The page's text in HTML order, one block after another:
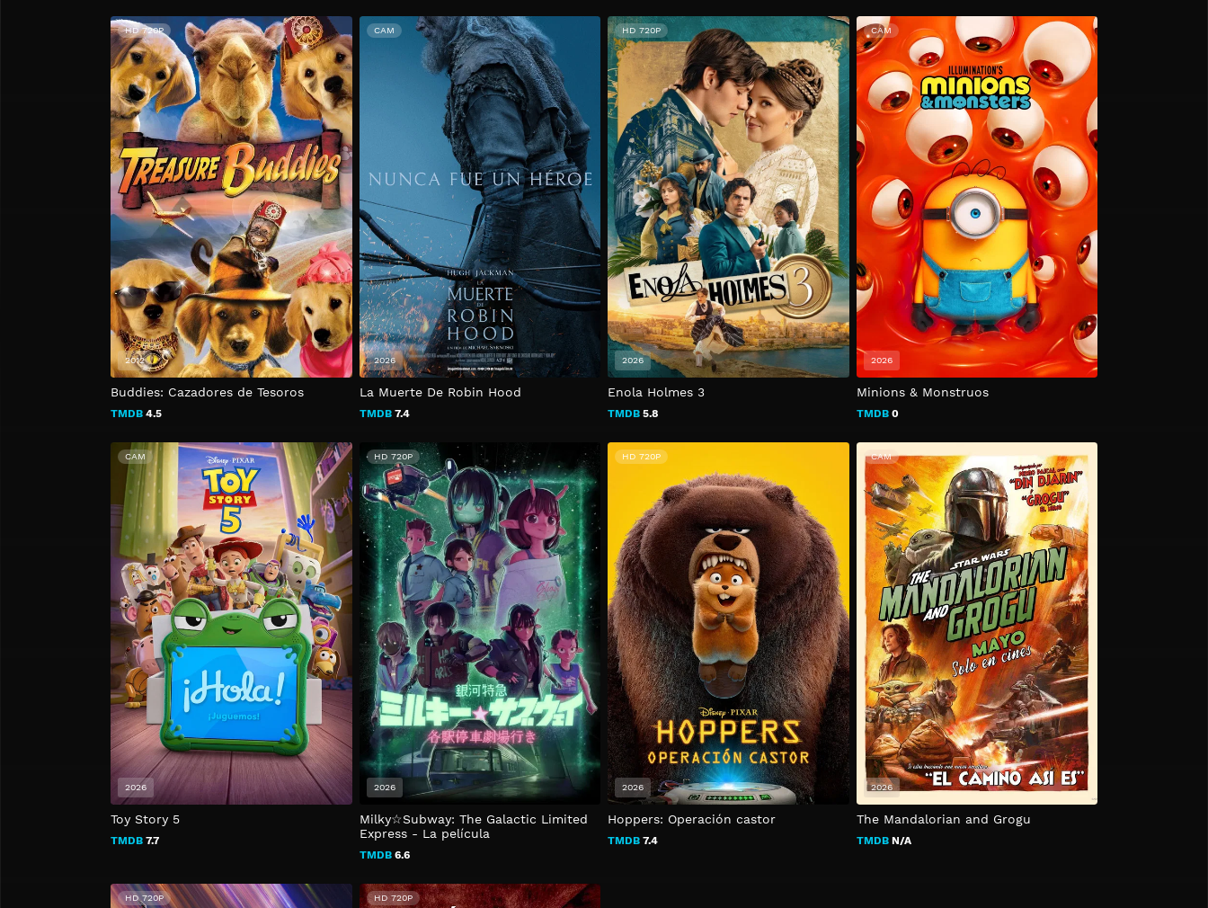
Buddies: Cazadores de Tesoros
TMDB 4.5
HD 720P
2012
La Muerte De Robin Hood
TMDB7.4
CAM
2026
Enola Holmes 3
TMDB 5.8
HD 720P
2026
Minions & Monstruos
TMDB0
CAM
2026
Toy Story 5
TMDB 7.7
CAM
2026
Milky☆Subway: The Galactic Limited
Express - La película
TMDB6.6
HD 720P
2026
Hoppers: Operación castor
TMDB 7.4
HD 720P
2026
The Mandalorian and Grogu
TMDBN/A
CAM
2026
HD 720P HD 720P